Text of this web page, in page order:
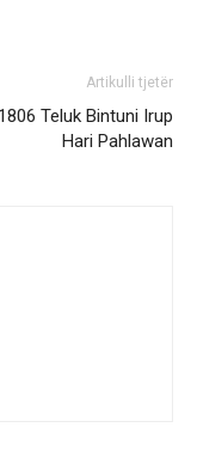
Artikulli tjetër
Teluk Bintuni Irup
Hari Pahlawan